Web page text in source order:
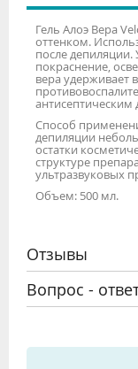
Гель Алоэ Вера
оттенком.
после депиляции.
покраснение,
вера удерживает
антисептическим
Способ
депиляции
остатки
структуре
ультразвуковых
Объем: 500 мл.
Отзывы
Вопрос -